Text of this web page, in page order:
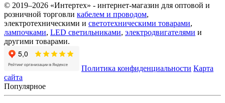
© 2019–2026 «Интертех» - интернет-магазин для оптовой и
розничной торговли кабелем и проводом,
электротехническими и светотехническими товарами,
лампочками, LED светильниками, электродвигателями и
другими товарами.
Политика конфиденциальности Карта
сайта
Популярное